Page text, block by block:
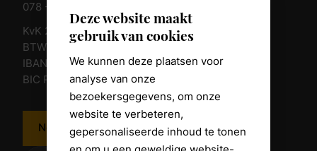
Deze website maakt
gebruik van cookies
We kunnen deze plaatsen voor
analyse van onze
bezoekersgegevens, om onze
website te verbeteren,
gepersonaliseerde inhoud te tonen
078 - 674 84 85
KvK 23011135
BTW nr. NL 805098938.B.01
IBAN NL10 RABO 0361 8039 58
BIC RABONL2U
Neem contact op